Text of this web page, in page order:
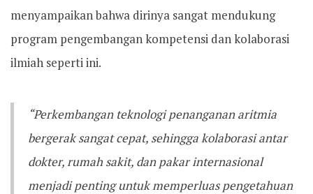
menyampaikan bahwa dirinya sangat mendukung
program pengembangan kompetensi dan kolaborasi
ilmiah seperti ini.
“Perkembangan teknologi penanganan aritmia
bergerak sangat cepat, sehingga kolaborasi antar
dokter, rumah sakit, dan pakar internasional
menjadi penting untuk memperluas pengetahuan